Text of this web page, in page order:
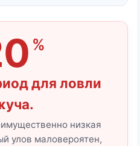
%
для ловли
низкая
улов маловероятен,